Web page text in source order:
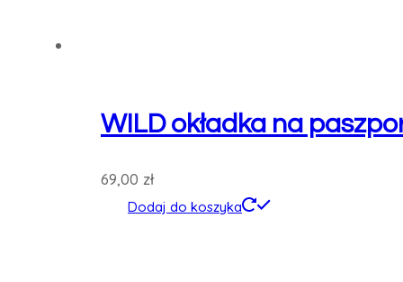
WILD okładka na
69,00 zł
Dodaj do koszyka